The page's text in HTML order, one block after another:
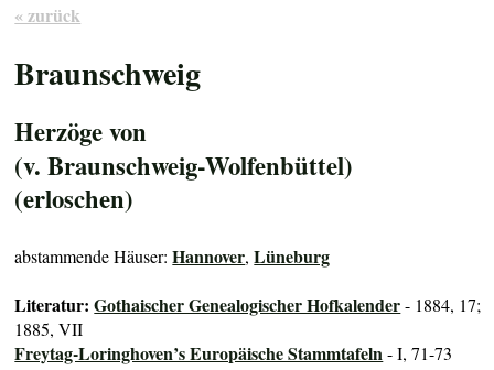
« zurück
Braunschweig
Herzöge von
(v. Braunschweig-Wolfenbüttel)
(erloschen)
abstammende Häuser:Hannover,Lüneburg
Literatur:Gothaischer Genealogischer Hofkalender- 1884, 17;
1885, VII
Freytag-Loringhoven’s Europäische Stammtafeln- I, 71-73